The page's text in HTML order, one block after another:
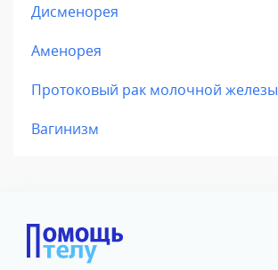
Дисменорея
Аменорея
Протоковый рак молочной железы
Вагинизм